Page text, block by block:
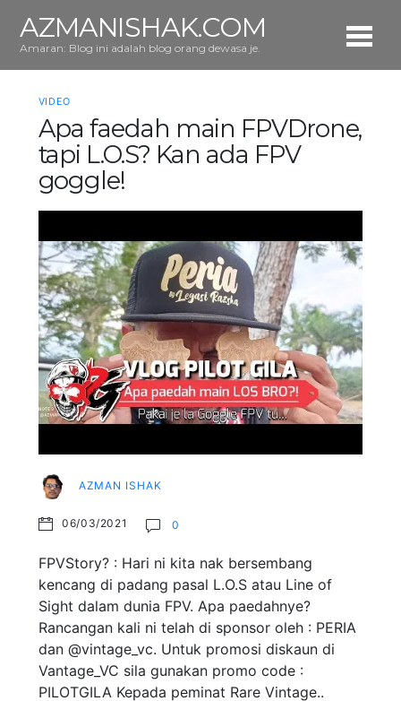
AZMANISHAK.COM
Amaran: Blog ini adalah blog orang dewasa je.
VIDEO
Apa faedah main FPVDrone,
tapi L.O.S? Kan ada FPV
goggle!
AZMAN ISHAK
06/03/2021 0
FPVStory? : Hari ni kita nak bersembang
kencang di padang pasal L.O.S atau Line of
Sight dalam dunia FPV. Apa paedahnye?
Rancangan kali ni telah di sponsor oleh : PERIA
dan @vintage_vc. Untuk promosi diskaun di
Vantage_VC sila gunakan promo code :
PILOTGILA Kepada peminat Rare Vintage..